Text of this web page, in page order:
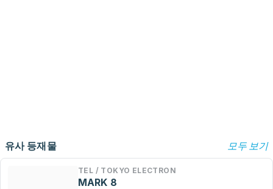
유사 등재물 모두 보기
TEL / TOKYO ELECTRON
MARK 8